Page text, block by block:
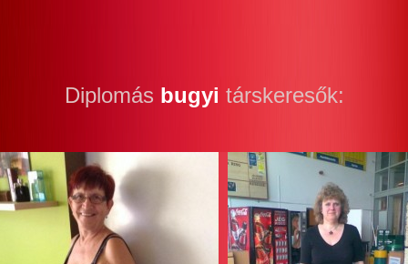
Diplomás bugyi társkeresők: